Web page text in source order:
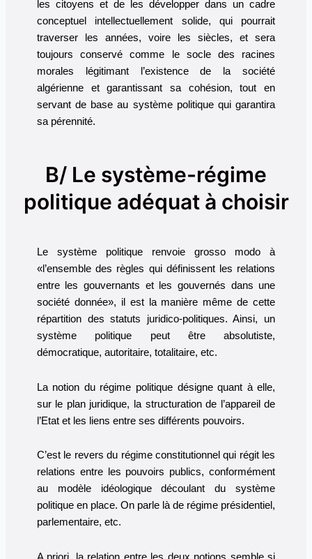
les citoyens et de les développer dans un cadre
conceptuel intellectuellement solide, qui pourrait
traverser les années, voire les siècles, et sera
toujours conservé comme le socle des racines
morales légitimant l’existence de la société
algérienne et garantissant sa cohésion, tout en
servant de base au système politique qui garantira
sa pérennité.
B/ Le système-régime
politique adéquat à choisir
Le système politique renvoie grosso modo à
«l’ensemble des règles qui définissent les relations
entre les gouvernants et les gouvernés dans une
société donnée», il est la manière même de cette
répartition des statuts juridico-politiques. Ainsi, un
système politique peut être absolutiste,
démocratique, autoritaire, totalitaire, etc.
La notion du régime politique désigne quant à elle,
sur le plan juridique, la structuration de l’appareil de
l’Etat et les liens entre ses différents pouvoirs.
C’est le revers du régime constitutionnel qui régit les
relations entre les pouvoirs publics, conformément
au modèle idéologique découlant du système
politique en place. On parle là de régime présidentiel,
parlementaire, etc.